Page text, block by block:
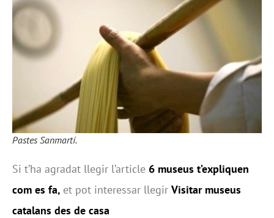
Pastes Sanmartí.
Si t’ha agradat llegir l’article 6 museus t’expliquen
com es fa, et pot interessar llegir Visitar museus
catalans des de casa